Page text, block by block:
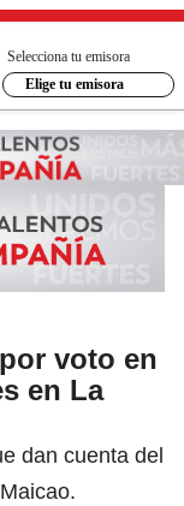
Selecciona tu emisora
Elige tu emisora
voto en
en La
dan cuenta del